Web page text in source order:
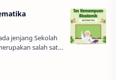
jenjang Sekolah
salah satu
pendidikan. Tes
kemampuan